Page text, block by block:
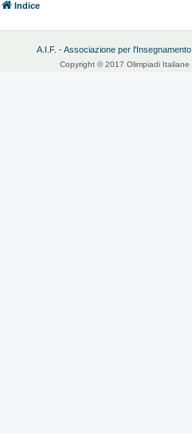
Indice
A.I.F. - Associazione per
Copyright © 2017 Olimpiadi Italiane